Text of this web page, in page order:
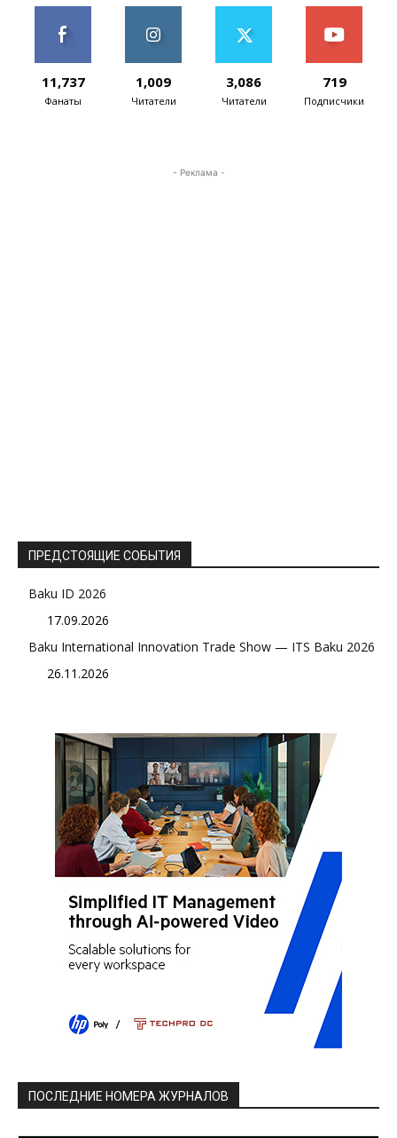
11,737
Фанаты
1,009
Читатели
3,086
Читатели
719
Подписчики
- Реклама -
ПРЕДСТОЯЩИЕ СОБЫТИЯ
Baku ID 2026
17.09.2026
Baku International Innovation Trade Show — ITS Baku 2026
26.11.2026
ПОСЛЕДНИЕ НОМЕРА ЖУРНАЛОВ